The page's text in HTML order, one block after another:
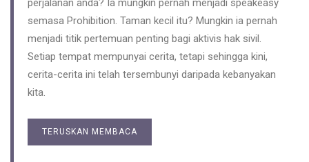
perjalanan anda? Ia mungkin pernah menjadi speakeasy
semasa Prohibition. Taman kecil itu? Mungkin ia pernah
menjadi titik pertemuan penting bagi aktivis hak sivil.
Setiap tempat mempunyai cerita, tetapi sehingga kini,
cerita-cerita ini telah tersembunyi daripada kebanyakan
kita.
TERUSKAN MEMBACA